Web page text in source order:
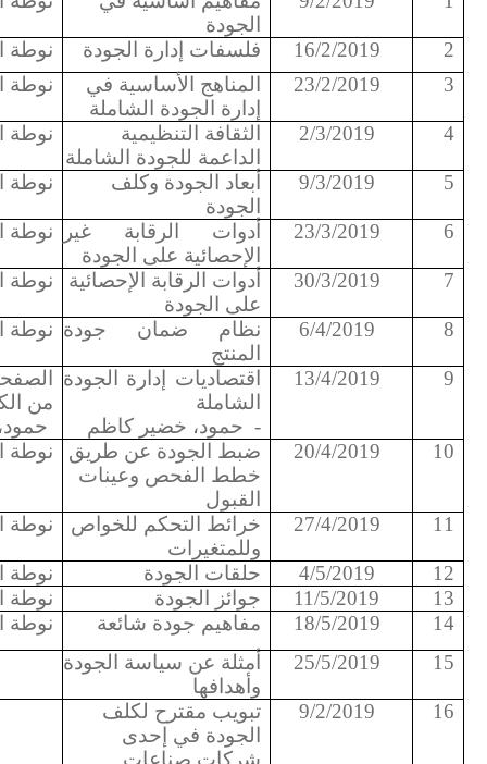
الجودة
2
16/2/2019 فلسفات إدارة الجودة
نوطة
3
23/2/2019
المناهج الأساسية في
إدارة الجودة الشاملة
نوطة
4
2/3/2019
الثقافة التنظيمية
الداعمة للجودة الشاملة
نوطة
5
9/3/2019
أبعاد الجودة وكلف
الجودة
نوطة
6
23/3/2019
أدوات الرقابة غير
الإحصائية على الجودة
نوطة
7
30/3/2019
أدوات الرقابة الإحصائية
على الجودة
نوطة
8
6/4/2019
نظام ضمان جودة
المنتج
نوطة
9
13/4/2019
اقتصاديات إدارة الجودة
الشاملة
- حمود، خضير كاظم
من
10
20/4/2019
ضبط الجودة عن طريق
خطط الفحص وعينات
القبول
نوطة
11
27/4/2019
خرائط التحكم للخواص
وللمتغيرات
نوطة
12
4/5/2019 حلقات الجودة
نوطة
13
11/5/2019 جوائز الجودة
نوطة
14
18/5/2019 مفاهيم جودة شائعة
نوطة
15
25/5/2019
أمثلة عن سياسة الجودة
وأهدافها
16
9/2/2019
تبويب مقترح لكلف
الجودة في إحدى